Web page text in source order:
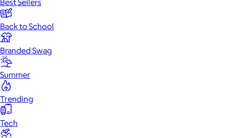
Best Sellers
Back to School
Branded Swag
Summer
Trending
Tech